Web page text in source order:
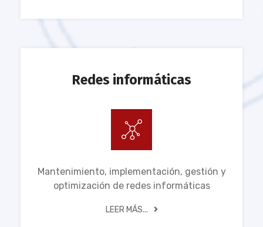
Redes informáticas
Mantenimiento, implementación, gestión y
optimización de redes informáticas
LEER MÁS...